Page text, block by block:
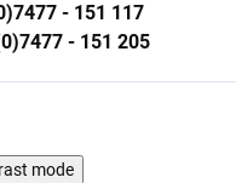
- 151 117
- 151 205
mode